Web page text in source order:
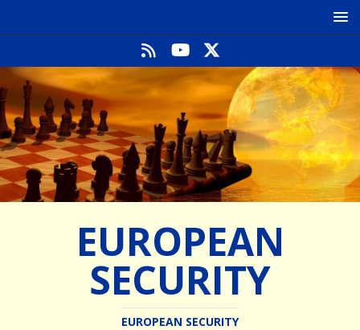
EUROPEAN
SECURITY
EUROPEAN SECURITY